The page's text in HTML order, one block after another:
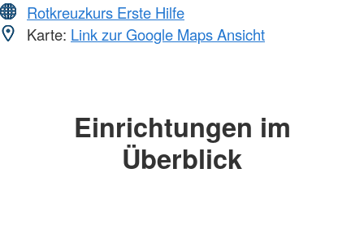
Rotkreuzkurs Erste Hilfe
Karte: Link zur Google Maps Ansicht
Einrichtungen im
Überblick